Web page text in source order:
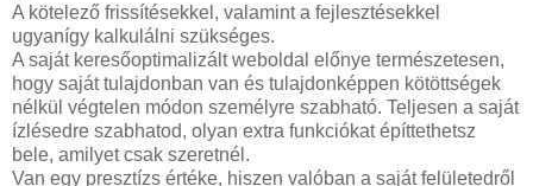
A kötelező frissítésekkel, valamint a fejlesztésekkel
ugyanígy kalkulálni szükséges.
A saját keresőoptimalizált weboldal előnye természetesen,
hogy saját tulajdonban van és tulajdonképpen kötöttségek
nélkül végtelen módon személyre szabható. Teljesen a saját
ízlésedre szabhatod, olyan extra funkciókat építtethetsz
bele, amilyet csak szeretnél.
Van egy presztízs értéke, hiszen valóban a saját felületedről